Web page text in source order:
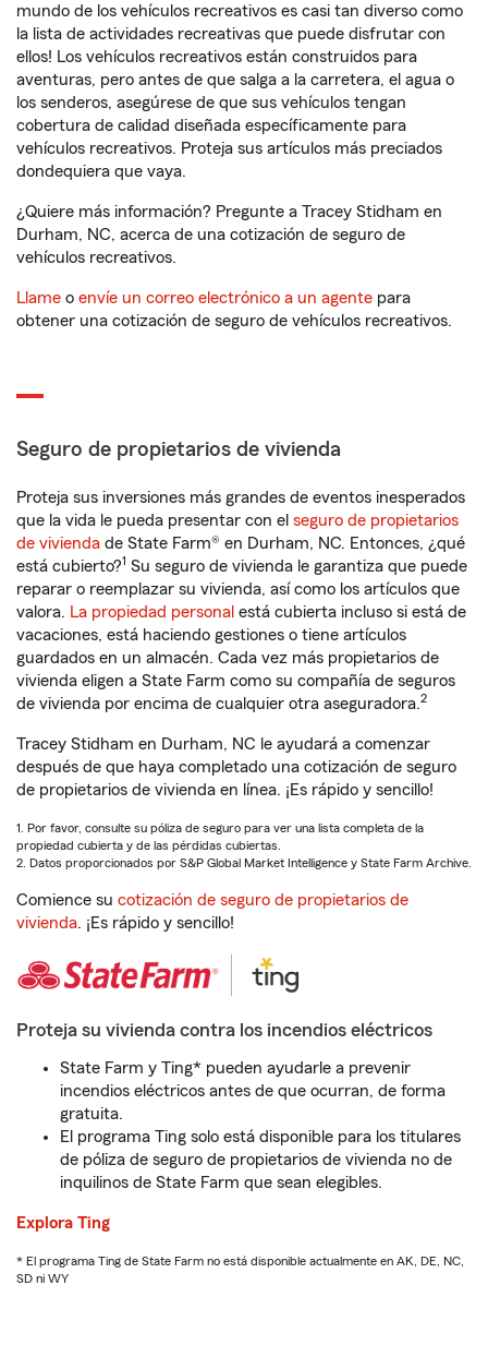
mundo de los vehículos recreativos es casi tan diverso como
la lista de actividades recreativas que puede disfrutar con
ellos! Los vehículos recreativos están construidos para
aventuras, pero antes de que salga a la carretera, el agua o
los senderos, asegúrese de que sus vehículos tengan
cobertura de calidad diseñada específicamente para
vehículos recreativos. Proteja sus artículos más preciados
dondequiera que vaya.
¿Quiere más información? Pregunte a Tracey Stidham en
Durham, NC, acerca de una cotización de seguro de
vehículos recreativos.
Llame o envíe un correo electrónico a un agente para
obtener una cotización de seguro de vehículos recreativos.
Seguro de propietarios de vivienda
Proteja sus inversiones más grandes de eventos inesperados
que la vida le pueda presentar con el seguro de propietarios
de vivienda de State Farm® en Durham, NC. Entonces, ¿qué
está cubierto?1 Su seguro de vivienda le garantiza que puede
reparar o reemplazar su vivienda, así como los artículos que
valora. La propiedad personal está cubierta incluso si está de
vacaciones, está haciendo gestiones o tiene artículos
guardados en un almacén. Cada vez más propietarios de
vivienda eligen a State Farm como su compañía de seguros
de vivienda por encima de cualquier otra aseguradora.2
Tracey Stidham en Durham, NC le ayudará a comenzar
después de que haya completado una cotización de seguro
de propietarios de vivienda en línea. ¡Es rápido y sencillo!
1. Por favor, consulte su póliza de seguro para ver una lista completa de la
propiedad cubierta y de las pérdidas cubiertas.
2. Datos proporcionados por S&P Global Market Intelligence y State Farm Archive.
Comience su cotización de seguro de propietarios de
vivienda. ¡Es rápido y sencillo!
Proteja su vivienda contra los incendios eléctricos
State Farm y Ting* pueden ayudarle a prevenir
incendios eléctricos antes de que ocurran, de forma
gratuita.
El programa Ting solo está disponible para los titulares
de póliza de seguro de propietarios de vivienda no de
inquilinos de State Farm que sean elegibles.
Explora Ting
* El programa Ting de State Farm no está disponible actualmente en AK, DE, NC,
SD ni WY